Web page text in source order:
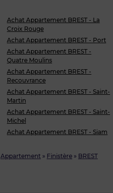
Appartement » Finistère » BREST
Achat Appartement BREST - La
Croix Rouge
Achat Appartement BREST - Port
Achat Appartement BREST -
Quatre Moulins
Achat Appartement BREST -
Recouvrance
Achat Appartement BREST - Saint-
Martin
Achat Appartement BREST - Saint-
Michel
Achat Appartement BREST - Siam